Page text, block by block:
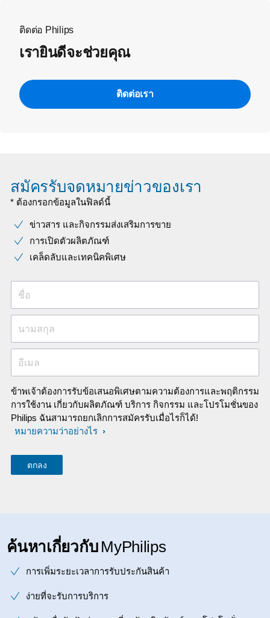
ติดต่อ Philips
เรายินดีจะช่วยคุณ
ติดต่อเรา
สมัครรับจดหมายข่าวของเรา
* ต้องกรอกข้อมูลในฟิลด์นี้
ข่าวสาร และกิจกรรมส่งเสริมการขาย
การเปิดตัวผลิตภัณฑ์
เคล็ดลับและเทคนิคพิเศษ
ชื่อ
นามสกุล
อีเมล
ข้าพเจ้าต้องการรับข้อเสนอพิเศษตามความต้องการและพฤติกรรม
การใช้งาน เกี่ยวกับผลิตภัณฑ์ บริการ กิจกรรม และโปรโมชั่นของ
Philips ฉันสามารถยกเลิกการสมัครรับเมื่อไรก็ได้!
หมายความว่าอย่างไร
ค้นหาเกี่ยวกับ MyPhilips
การเพิ่มระยะเวลาการรับประกันสินค้า
ง่ายที่จะรับการบริการ